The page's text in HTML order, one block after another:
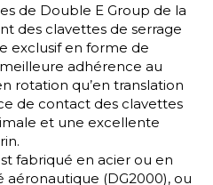
de Double E Group de la
des clavettes de serrage
exclusif en forme de
adhérence au
rotation qu’en translation
de contact des clavettes
et une excellente
fabriqué en acier ou en
(DG2000), ou